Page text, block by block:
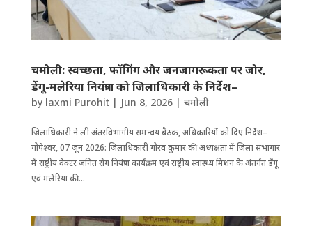
चमोली: स्वच्छता, फॉगिंग और जनजागरूकता पर जोर,
डेंगू-मलेरिया नियंत्रण को जिलाधिकारी के निर्देश–
by laxmi Purohit| Jun 8, 2026| चमोली
जिला​धिकारी ने ली अंतरविभागीय समन्वय बैठक, अ​​धिकारियों को दिए निर्देश–
गोपेश्वर, 07 जून 2026: जिलाधिकारी गौरव कुमार की अध्यक्षता में जिला सभागार
में राष्ट्रीय वेक्टर जनित रोग नियंत्रण कार्यक्रम एवं राष्ट्रीय स्वास्थ्य मिशन के अंतर्गत डेंगू
एवं मलेरिया की...